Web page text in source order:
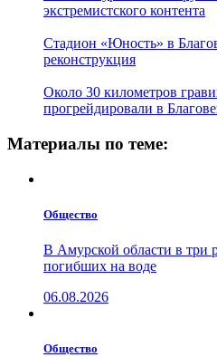
экстремистского контента
Стадион «Юность» в
реконструкция
Около 30 километров
прогрейдировали в
Материалы по теме:
Общество
В Амурской области в три
погибших на воде
06.08.2026
Общество